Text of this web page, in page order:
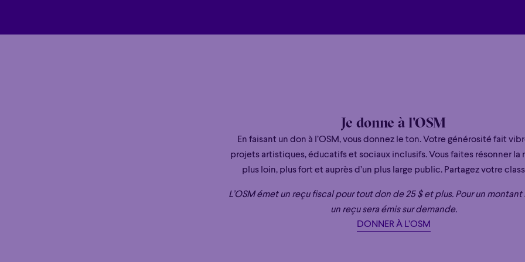
Apéro
Éclaté
Nacionales de España (OCNE) à Madrid à
Il est chef honoraire du Deutsches
Concerto Köln depuis 2019, de l’Orchestre
et du Philharmonisches Staatsorchester
du Herrenchiemsee Festival.
Très sollicité comme chef invité, Kent
plus grands orchestres internationaux.
figurent plusieurs projets avec le
Je donne à l'OSM
En faisant un don à l’OSM, vous donnez le ton. Votre générosité fait
projets artistiques, éducatifs et sociaux inclusifs. Vous faites résonner la
plus loin, plus fort et auprès d’un plus large public. Partagez votre
L’OSM émet un reçu fiscal pour tout don de 25 $ et plus. Pour un montant
un reçu sera émis sur demande.
DONNER À L’OSM